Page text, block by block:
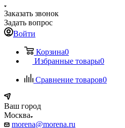
Заказать звонок
Задать вопрос
Войти
Корзина0
Избранные товары0
Сравнение товаров0
Ваш город
Москва
morena@morena.ru